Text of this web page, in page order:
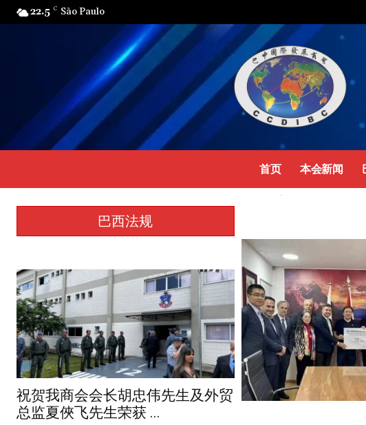
22.5 C São Paulo
首页 本会新闻
巴西法规
祝贺我商会会长胡忠伟先生及外贸
总监夏俠飞先生荣获 ...
新时代中国巴西经
-